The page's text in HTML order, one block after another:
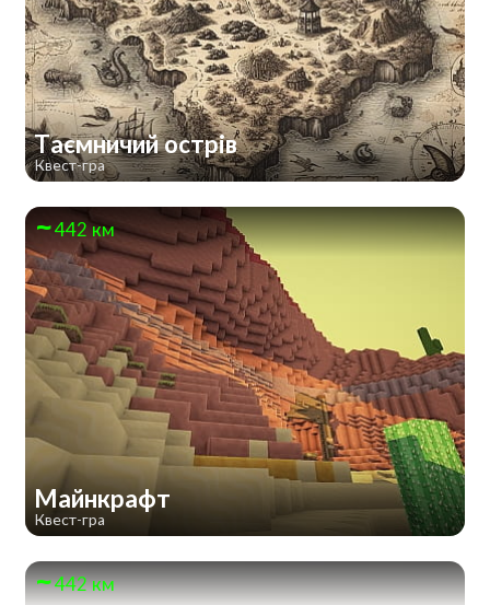
Таємничий острів
Квест-гра
442 км
Майнкрафт
Квест-гра
442 км